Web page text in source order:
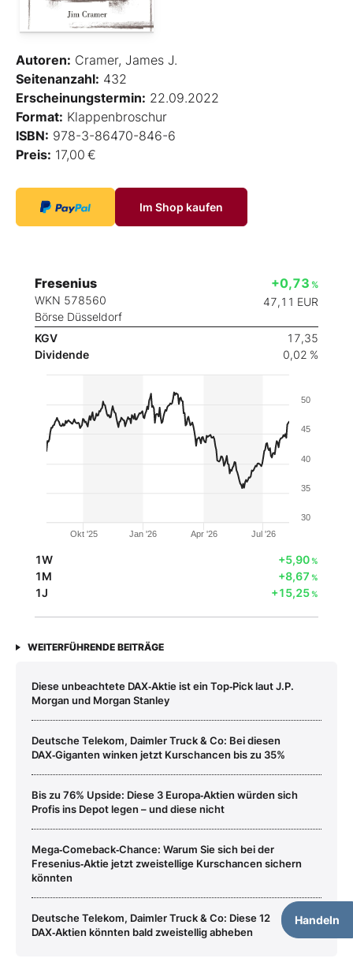
Autoren: Cramer, James J.
Seitenanzahl: 432
Erscheinungstermin: 22.09.2022
Format: Klappenbroschur
ISBN: 978-3-86470-846-6
Preis: 17,00 €
Im Shop kaufen
Fresenius
WKN 578560
Börse Düsseldorf
+0,73 %
47,11 EUR
KGV
17,35
Dividende
0,02 %
Handeln
Okt '25 Jan '26 Apr '26 Jul '26
30
35
40
45
50
1W +5,90%
1M +8,67 %
1J +15,25%
WEITERFÜHRENDE BEITRÄGE
Diese unbeachtete DAX‑Aktie ist ein Top‑Pick laut J.P.
Morgan und Morgan Stanley
Deutsche Telekom, Daimler Truck & Co: Bei diesen
DAX‑Giganten winken jetzt Kurschancen bis zu 35%
Bis zu 76% Upside: Diese 3 Europa‑Aktien würden sich
Profis ins Depot legen – und diese nicht
Mega‑Comeback‑Chance: Warum Sie sich bei der
Fresenius‑Aktie jetzt zweistellige Kurschancen sichern
könnten
Deutsche Telekom, Daimler Truck & Co: Diese 12
DAX‑Aktien könnten bald zweistellig abheben